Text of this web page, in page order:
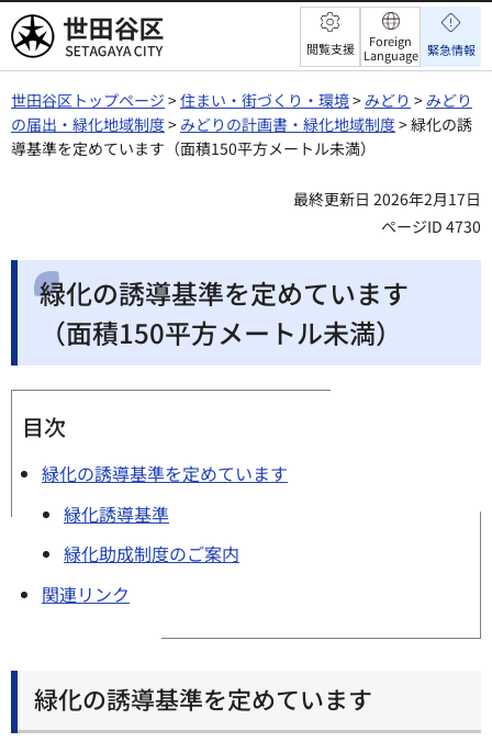
世田谷区 閲覧支援
Foreign
Language 緊急情報
世田谷区トップページ >住まい・街づくり・環境> みどり > みどり
の届出・緑化地域制度> みどりの計画書・緑化地域制度> 緑化の誘
導基準を定めています（面積150平方メートル未満）
最終更新日 2026年2月17日
ページID 4730
緑化の誘導基準を定めています
（面積150平方メートル未満）
目次
緑化の誘導基準を定めています
緑化誘導基準
緑化助成制度のご案内
関連リンク
緑化の誘導基準を定めています